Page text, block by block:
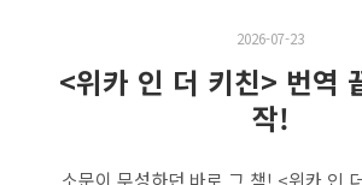
2026-07-23
<위카 인 더 키친> 번역
작!